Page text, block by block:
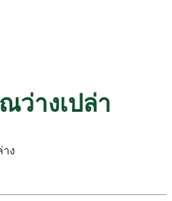
ว่างเปล่า
ง